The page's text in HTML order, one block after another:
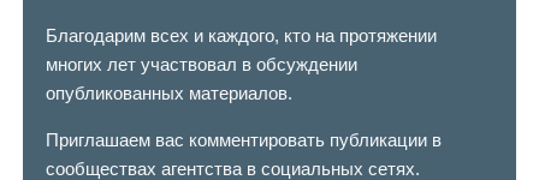
Благодарим всех и каждого, кто на протяжении
многих лет участвовал в обсуждении
опубликованных материалов.
Приглашаем вас комментировать публикации в
сообществах агентства в социальных сетях.